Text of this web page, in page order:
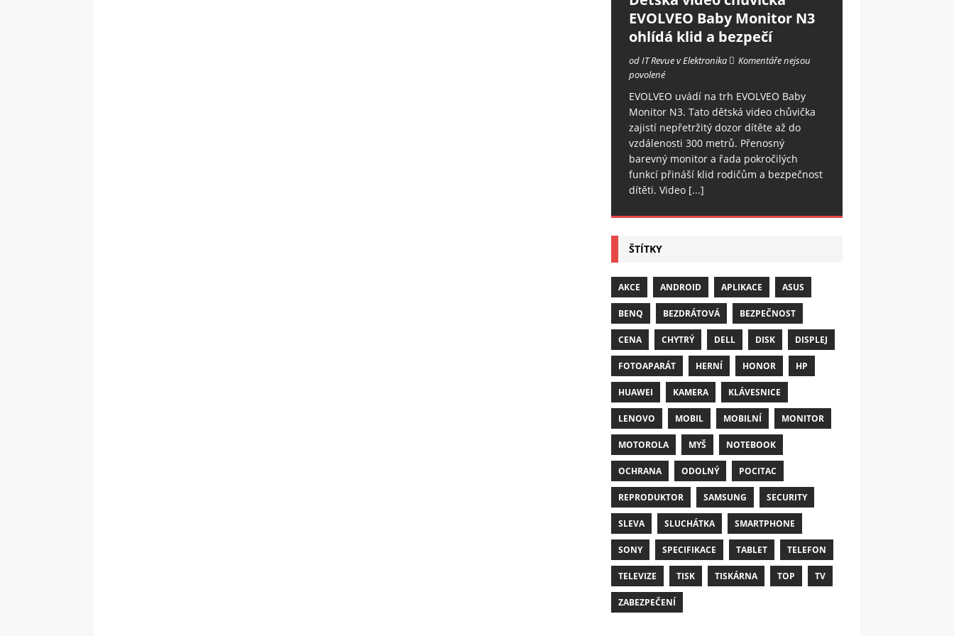
EVOLVEO Baby Monitor N3
ohlídá klid a bezpečí
od IT Revue v Elektronika
Komentáře nejsou
povolené
EVOLVEO uvádí na trh EVOLVEO Baby
Monitor N3. Tato dětská video chůvička
zajistí nepřetržitý dozor dítěte až do
vzdálenosti 300 metrů. Přenosný
barevný monitor a řada pokročilých
funkcí přináší klid rodičům a bezpečnost
dítěti. Video [...]
ŠTÍTKY
AKCE ANDROID APLIKACE ASUS
BENQ BEZDRÁTOVÁ BEZPEČNOST
CENA CHYTRÝ DELL DISK DISPLEJ
FOTOAPARÁT HERNÍ HONOR HP
HUAWEI KAMERA KLÁVESNICE
LENOVO MOBIL MOBILNÍ MONITOR
MOTOROLA MYŠ NOTEBOOK
OCHRANA ODOLNÝ POCITAC
REPRODUKTOR SAMSUNG SECURITY
SLEVA SLUCHÁTKA SMARTPHONE
SONY SPECIFIKACE TABLET TELEFON
TELEVIZE TISK TISKÁRNA TOP TV
ZABEZPEČENÍ